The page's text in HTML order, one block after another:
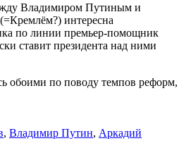
Владимиром Путиным и
интересна
по линии премьер-помощник
ставит президента над ними
обоими по поводу темпов реформ,
, Владимир Путин, Аркадий